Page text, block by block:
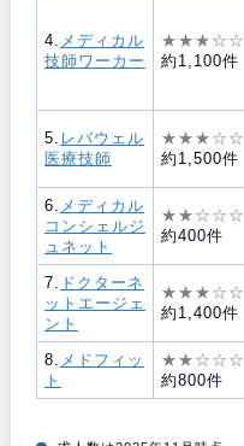
4. メディカル
技師ワーカー
★★★☆☆
約1,100件
5. レバウェル
医療技師
★★★☆☆
約1,500件
6. メディカル
コンシェルジ
ュネット
★★☆☆☆
約400件
7. ドクターネ
ットエージェ
ント
★★★☆☆
約1,400件
8. メドフィッ
ト
★★☆☆☆
約800件